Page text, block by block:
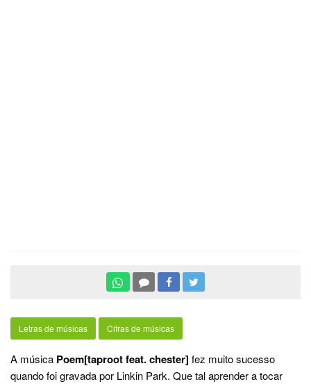
Letras de músicas Cifras de músicas
A música Poem[taproot feat. chester] fez muito sucesso
quando foi gravada por Linkin Park. Que tal aprender a tocar